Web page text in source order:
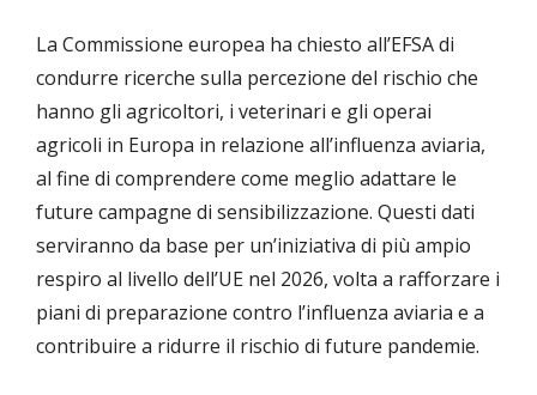
La Commissione europea ha chiesto all’EFSA di
condurre ricerche sulla percezione del rischio che
hanno gli agricoltori, i veterinari e gli operai
agricoli in Europa in relazione all’influenza aviaria,
al fine di comprendere come meglio adattare le
future campagne di sensibilizzazione. Questi dati
serviranno da base per un’iniziativa di più ampio
respiro al livello dell’UE nel 2026, volta a rafforzare i
piani di preparazione contro l’influenza aviaria e a
contribuire a ridurre il rischio di future pandemie.